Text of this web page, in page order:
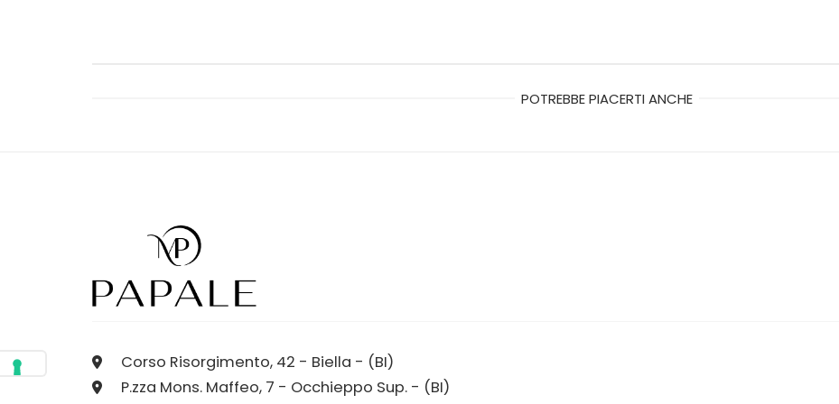
POTREBBE PIACERTI ANCHE
Corso Risorgimento, 42 - Biella - (BI)
P.zza Mons. Maffeo, 7 - Occhieppo Sup. - (BI)